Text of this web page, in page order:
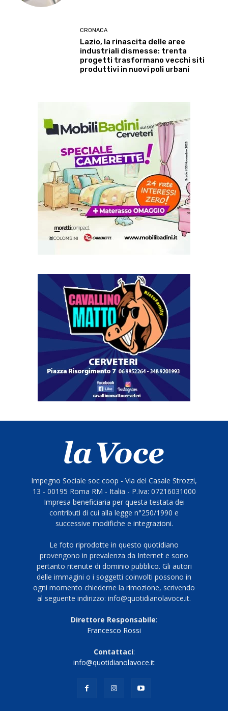
CRONACA
Lazio, la rinascita delle aree
industriali dismesse: trenta
progetti trasformano vecchi siti
produttivi in nuovi poli urbani
Impegno Sociale soc coop - Via del Casale Strozzi,
13 - 00195 Roma RM - Italia - P.Iva: 07216031000
Impresa beneficiaria per questa testata dei
contributi di cui alla legge n°250/1990 e
successive modifiche e integrazioni.
Le foto riprodotte in questo quotidiano
provengono in prevalenza da Internet e sono
pertanto ritenute di dominio pubblico. Gli autori
delle immagini o i soggetti coinvolti possono in
ogni momento chiederne la rimozione, scrivendo
al seguente indirizzo: info@quotidianolavoce.it.
Direttore Responsabile:
Francesco Rossi
Contattaci:
info@quotidianolavoce.it